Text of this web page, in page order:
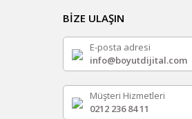
BİZE ULAŞIN
E-posta adresi
info@boyutdijital.com
Müşteri Hizmetleri
0212 236 84 11